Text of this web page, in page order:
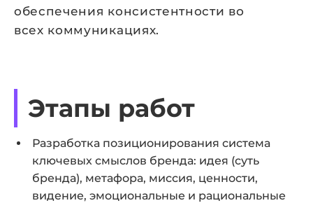
обеспечения консистентности во
всех коммуникациях.
Этапы работ
Разработка позиционирования система
ключевых смыслов бренда: идея (суть
бренда), метафора, миссия, ценности,
видение, эмоциональные и рациональные